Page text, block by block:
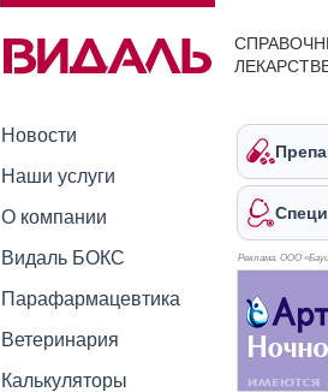
Новости
Наши услуги
О компании
Видаль БОКС
Парафармацевтика
Ветеринария
Калькуляторы
Реклама. ООО